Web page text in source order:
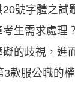
號字體之
生需求處理
的歧視，進
款服公職的